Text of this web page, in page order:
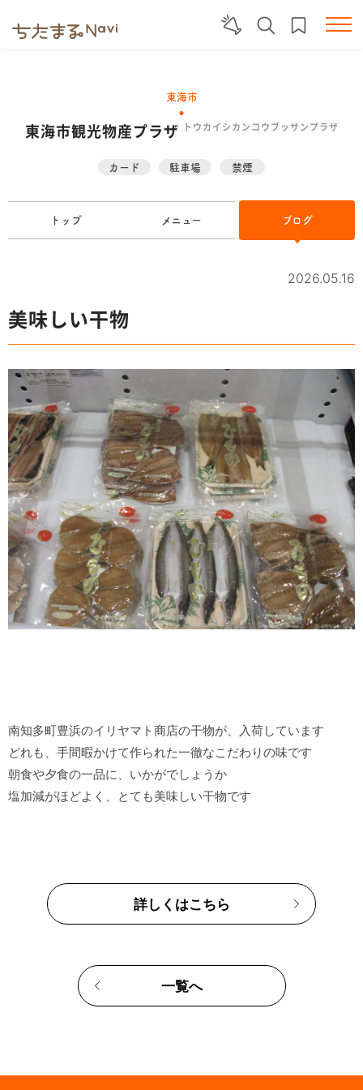
東海市
東海市観光物産プラザ トウカイシカンコウブッサンプラザ
カード 駐車場 禁煙
トップ メニュー ブログ
2026.05.16
美味しい干物
南知多町豊浜のイリヤマト商店の干物が、入荷しています
どれも、手間暇かけて作られた一徹なこだわりの味です
朝食や夕食の一品に、いかがでしょうか
詳しくはこちら
一覧へ